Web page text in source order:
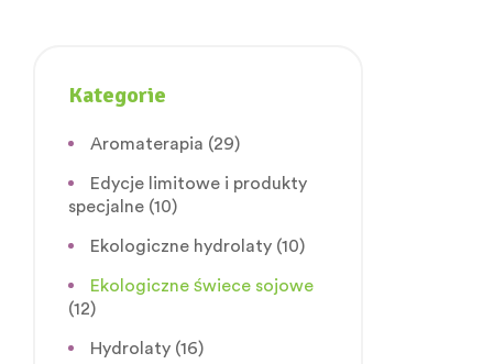
Kategorie
Aromaterapia (29)
Edycje limitowe i produkty
specjalne (10)
Ekologiczne hydrolaty (10)
Ekologiczne świece sojowe
(12)
Hydrolaty (16)